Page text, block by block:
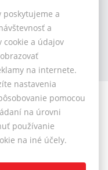
Tel.: +421 901 789
info@1bcr.sk
poskytujeme a
a
cookie a údajov
na internete.
nastavenia
pomocou
na úrovni
používanie
na iné účely.